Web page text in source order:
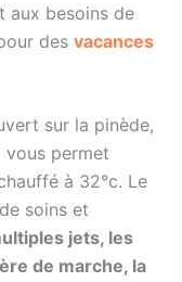
aux besoins de
des vacances
sur la pinède,
vous permet
à 32°c. Le
soins et
jets, les
de marche, la